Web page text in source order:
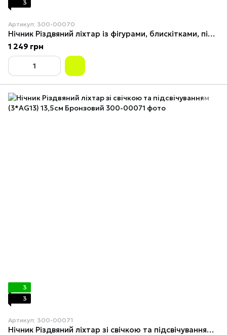
3
Артикул: 300-00070
Нічник Різдвяний ліхтар із фігурами, блискітками, підсвіткою, обертанням і музикою (від мережі, 3*AAA) 23,5 см 3
1 249 грн
3
3
Артикул: 300-00071
Нічник Різдвяний ліхтар зі свічкою та підсвічуванням (3*AG13) 13,5см Бронзовий